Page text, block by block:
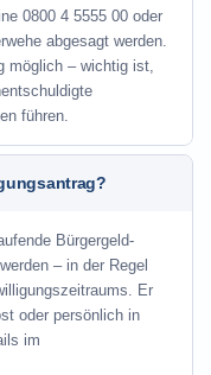
0800 4 5555 00 oder
abgesagt werden.
möglich – wichtig ist,
führen.
Bürgergeld-
– in der Regel
Er
oder persönlich in
im